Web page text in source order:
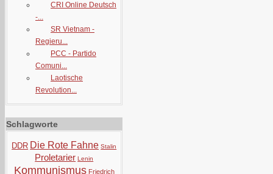
CRI Online Deutsch
-...
SR Vietnam -
Regieru...
PCC - Partido
Comuni...
Laotische
Revolution...
Schlagworte
DDR Die Rote Fahne Stalin
Proletarier Lenin
Kommunismus Friedrich